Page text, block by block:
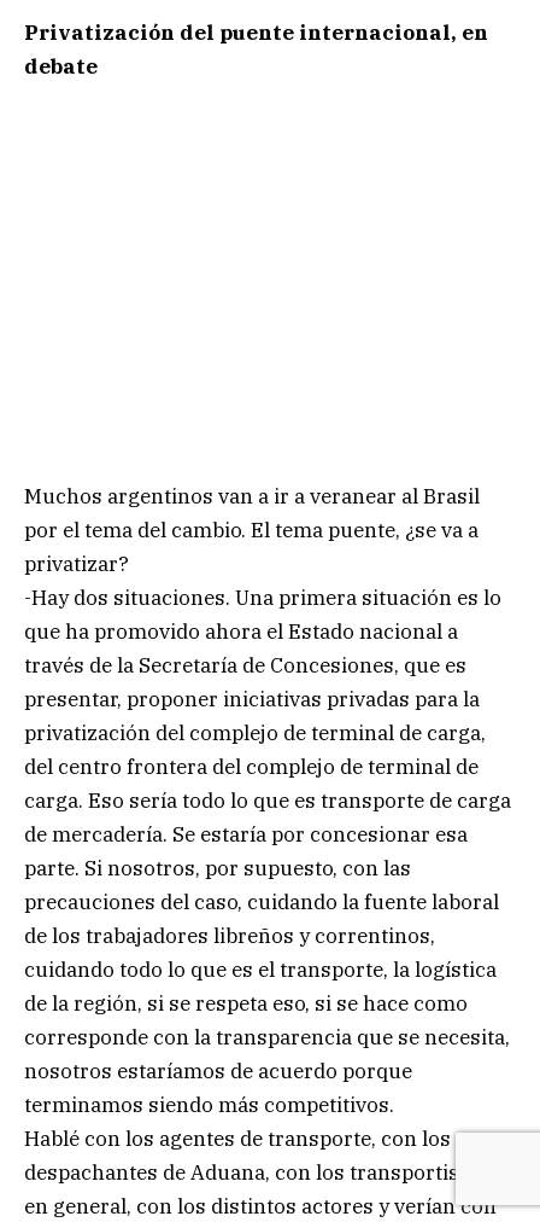
Privatización del puente internacional, en
debate
Muchos argentinos van a ir a veranear al Brasil
por el tema del cambio. El tema puente, ¿se va a
privatizar?
-Hay dos situaciones. Una primera situación es lo
que ha promovido ahora el Estado nacional a
través de la Secretaría de Concesiones, que es
presentar, proponer iniciativas privadas para la
privatización del complejo de terminal de carga,
del centro frontera del complejo de terminal de
carga. Eso sería todo lo que es transporte de carga
de mercadería. Se estaría por concesionar esa
parte. Si nosotros, por supuesto, con las
precauciones del caso, cuidando la fuente laboral
de los trabajadores libreños y correntinos,
cuidando todo lo que es el transporte, la logística
de la región, si se respeta eso, si se hace como
corresponde con la transparencia que se necesita,
nosotros estaríamos de acuerdo porque
terminamos siendo más competitivos.
Hablé con los agentes de transporte, con los
despachantes de Aduana, con los transportistas
en general, con los distintos actores y verían con